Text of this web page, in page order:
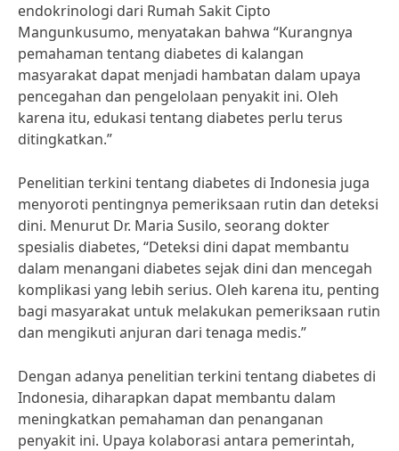
endokrinologi dari Rumah Sakit Cipto
Mangunkusumo, menyatakan bahwa “Kurangnya
pemahaman tentang diabetes di kalangan
masyarakat dapat menjadi hambatan dalam upaya
pencegahan dan pengelolaan penyakit ini. Oleh
karena itu, edukasi tentang diabetes perlu terus
ditingkatkan.”
Penelitian terkini tentang diabetes di Indonesia juga
menyoroti pentingnya pemeriksaan rutin dan deteksi
dini. Menurut Dr. Maria Susilo, seorang dokter
spesialis diabetes, “Deteksi dini dapat membantu
dalam menangani diabetes sejak dini dan mencegah
komplikasi yang lebih serius. Oleh karena itu, penting
bagi masyarakat untuk melakukan pemeriksaan rutin
dan mengikuti anjuran dari tenaga medis.”
Dengan adanya penelitian terkini tentang diabetes di
Indonesia, diharapkan dapat membantu dalam
meningkatkan pemahaman dan penanganan
penyakit ini. Upaya kolaborasi antara pemerintah,